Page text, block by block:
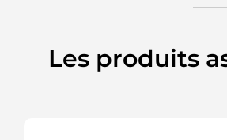
Les produits